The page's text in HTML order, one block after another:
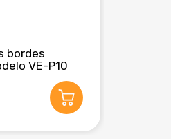
bordes
VE-P10